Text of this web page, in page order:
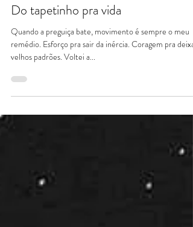
Paula Vaz
24 de ago. de 2023
1 min de leitura
Do tapetinho pra vida
Quando a preguiça bate, movimento é sempre o meu
remédio. Esforço pra sair da inércia. Coragem pra deixar